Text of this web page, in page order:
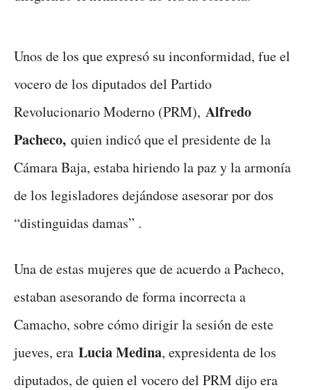
Unos de los que expresó su inconformidad, fue el
vocero de los diputados del Partido
Revolucionario Moderno (PRM), Alfredo
Pacheco, quien indicó que el presidente de la
Cámara Baja, estaba hiriendo la paz y la armonía
de los legisladores dejándose asesorar por dos
“distinguidas damas” .
Una de estas mujeres que de acuerdo a Pacheco,
estaban asesorando de forma incorrecta a
Camacho, sobre cómo dirigir la sesión de este
jueves, era Lucia Medina, expresidenta de los
diputados, de quien el vocero del PRM dijo era